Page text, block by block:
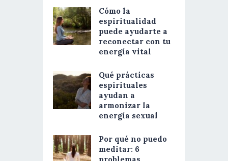
Cómo la
espiritualidad
puede ayudarte a
reconectar con tu
energía vital
Qué prácticas
espirituales
ayudan a
armonizar la
energía sexual
Por qué no puedo
meditar: 6
problemas